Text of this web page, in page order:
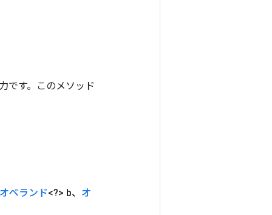
です。このメソッド
オペランド<?> b、 オ